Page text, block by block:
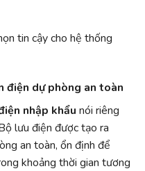
điện dự phòng an toàn
nhập khẩu nói riêng
lưu điện được tạo ra
an toàn, ổn định để
khoảng thời gian tương